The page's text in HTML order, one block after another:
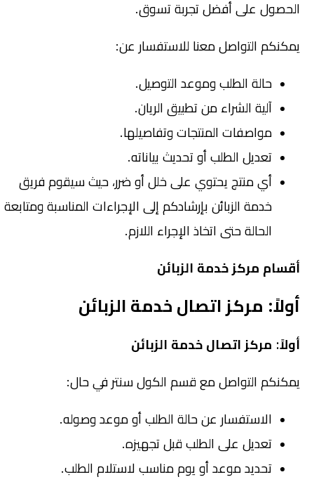
الحصول على أفضل تجربة تسوق.
يمكنكم التواصل معنا للاستفسار عن:
حالة الطلب وموعد التوصيل.
آلية الشراء من تطبيق الريان.
مواصفات المنتجات وتفاصيلها.
تعديل الطلب أو تحديث بياناته.
أي منتج يحتوي على خلل أو ضرر، حيث سيقوم فريق
خدمة الزبائن بإرشادكم إلى الإجراءات المناسبة ومتابعة
الحالة حتى اتخاذ الإجراء اللازم.
أقسام مركز خدمة الزبائن
أولاً: مركز اتصال خدمة الزبائن
أولاً: مركز اتصال خدمة الزبائن
يمكنكم التواصل مع قسم الكول سنتر في حال:
الاستفسار عن حالة الطلب أو موعد وصوله.
تعديل على الطلب قبل تجهيزه.
تحديد موعد أو يوم مناسب لاستلام الطلب.